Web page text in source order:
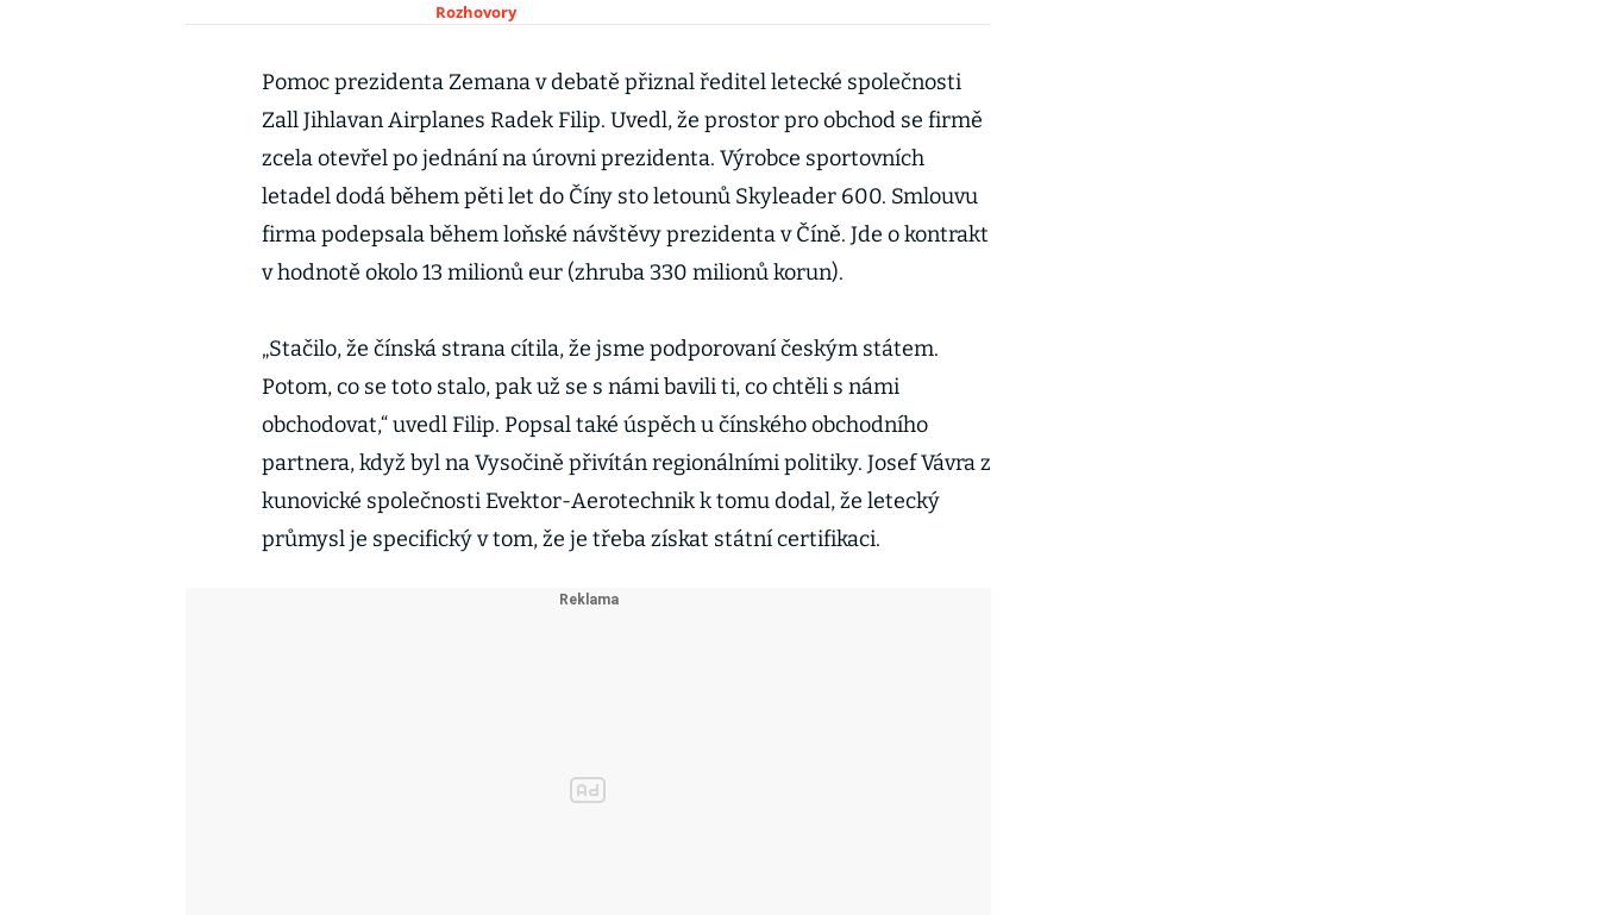
Rozhovory
Pomoc prezidenta Zemana v debatě přiznal ředitel letecké společnosti
Zall Jihlavan Airplanes Radek Filip. Uvedl, že prostor pro obchod se firmě
zcela otevřel po jednání na úrovni prezidenta. Výrobce sportovních
letadel dodá během pěti let do Číny sto letounů Skyleader 600. Smlouvu
firma podepsala během loňské návštěvy prezidenta v Číně. Jde o kontrakt
v hodnotě okolo 13 milionů eur (zhruba 330 milionů korun).
„Stačilo, že čínská strana cítila, že jsme podporovaní českým státem.
Potom, co se toto stalo, pak už se s námi bavili ti, co chtěli s námi
obchodovat,“ uvedl Filip. Popsal také úspěch u čínského obchodního
partnera, když byl na Vysočině přivítán regionálními politiky. Josef Vávra z
kunovické společnosti Evektor-Aerotechnik k tomu dodal, že letecký
průmysl je specifický v tom, že je třeba získat státní certifikaci.